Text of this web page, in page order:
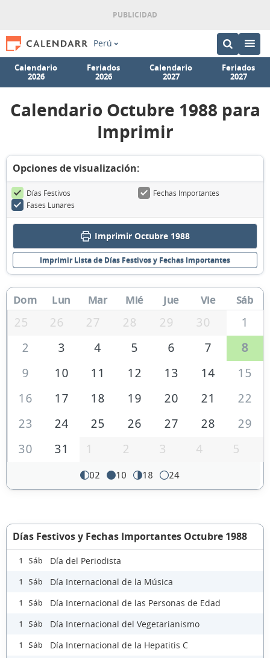
Perú
Calendario
2026
Feriados
2026
Calendario
2027
Feriados
2027
Calendario Octubre 1988 para
Imprimir
Opciones de visualización:
Días Festivos
Fechas Importantes
Fases Lunares
Imprimir Octubre 1988
Imprimir Lista de Días Festivos y Fechas Importantes
Dom Lun Mar Mié Jue Vie Sáb
25 26 27 28 29 30
1
2
3 4 5 6 7
8
9
10 11 12 13 14
15
16
17 18 19 20 21
22
23
24 25 26 27 28
29
30
31 1 2 3 4 5
02 10 18 24
Días Festivos y Fechas Importantes Octubre 1988
1 Sáb Día del Periodista
1 Sáb Día Internacional de la Música
1 Sáb Día Internacional de las Personas de Edad
1 Sáb Día Internacional del Vegetarianismo
1 Sáb Día Internacional de la Hepatitis C